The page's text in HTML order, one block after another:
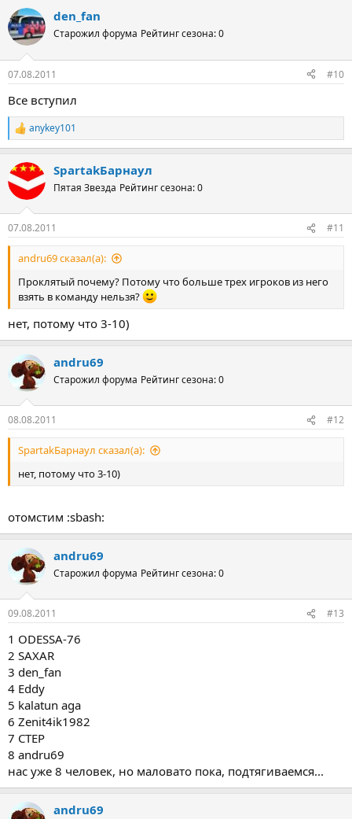
den_fan
Старожил форума Рейтинг сезона: 0
07.08.2011 #10
Все вступил
Р
е
к
ц
и
anykey101
SpartakБарнаул
Пятая Звезда Рейтинг сезона: 0
07.08.2011 #11
andru69 сказал(а):
Проклятый почему? Потому что больше трех игроков из него
взять в команду нельзя?
нет, потому что 3-10)
andru69
Старожил форума Рейтинг сезона: 0
08.08.2011 #12
SpartakБарнаул сказал(а):
нет, потому что 3-10)
отомстим :sbash:
andru69
Старожил форума Рейтинг сезона: 0
09.08.2011 #13
1 ODESSA-76
2 SAXAR
3 den_fan
4 Eddy
5 kalatun aga
6 Zenit4ik1982
7 CTEP
8 andru69
нас уже 8 человек, но маловато пока, подтягиваемся...
andru69